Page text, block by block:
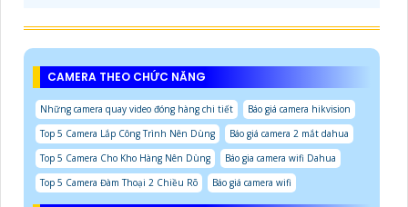
CAMERA THEO CHỨC NĂNG
Những camera quay video đóng hàng chi tiết
Báo giá camera hikvision
Top 5 Camera Lắp Công Trình Nên Dùng
Báo giá camera 2 mắt dahua
Top 5 Camera Cho Kho Hàng Nên Dùng
Báo gia camera wifi Dahua
Top 5 Camera Đàm Thoại 2 Chiều Rõ
Báo giá camera wifi